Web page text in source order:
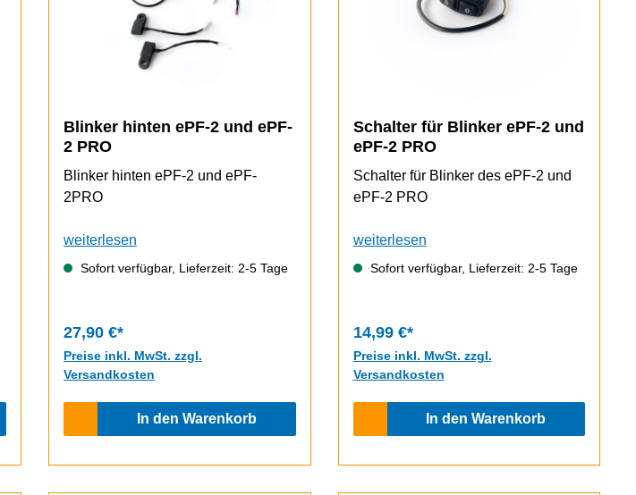
Blinker hinten ePF-2 und ePF-
2 PRO
Blinker hinten ePF-2 und ePF-
2PRO
weiterlesen
Sofort verfügbar, Lieferzeit: 2-5 Tage
27,90 €*
Preise inkl. MwSt. zzgl.
Versandkosten
In den Warenkorb
Schalter für Blinker ePF-2 und
ePF-2 PRO
Schalter für Blinker des ePF-2 und
ePF-2 PRO
weiterlesen
Sofort verfügbar, Lieferzeit: 2-5 Tage
14,99 €*
Preise inkl. MwSt. zzgl.
Versandkosten
In den Warenkorb